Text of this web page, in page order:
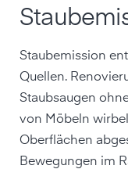
Staubemission
Quellen.
Staubsaugen
von Möbeln
Oberflächen
Bewegungen im